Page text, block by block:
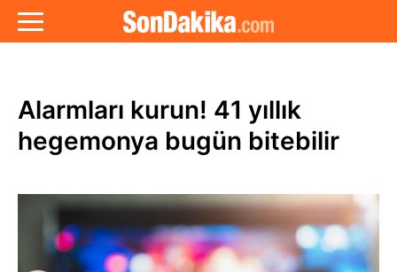
Alarmları kurun! 41 yıllık
hegemonya bugün bitebilir